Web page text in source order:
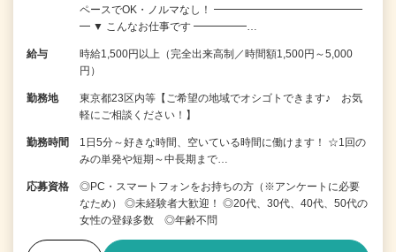
ペースでOK・ノルマなし！ ━━━━━━━━━━━━━━
━ ▼ こんなお仕事です ━━━━━…
給与
時給1,500円以上（完全出来高制／時間額1,500円～5,000
円）
勤務地
東京都23区内等【ご希望の地域でオシゴトできます♪ お気
軽にご相談ください！】
勤務時間
1日5分～好きな時間、空いている時間に働けます！ ☆1回の
みの単発や短期～中長期まで…
応募資格
◎PC・スマートフォンをお持ちの方（※アンケートに必要
なため） ◎未経験者大歓迎！ ◎20代、30代、40代、50代の
女性の登録多数 ◎年齢不問